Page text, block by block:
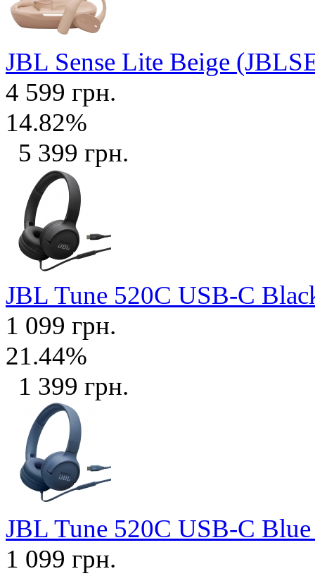
JBL Sense Lite Beige
4 599 грн.
14.82%
5 399 грн.
JBL Tune 520C USB-C
1 099 грн.
21.44%
1 399 грн.
JBL Tune 520C USB-C
1 099 грн.